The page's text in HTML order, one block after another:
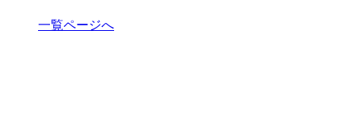
一覧ページへ